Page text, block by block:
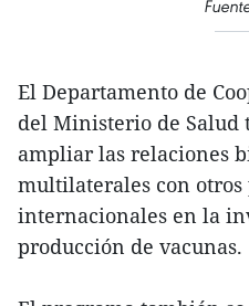
El Departamento de
del Ministerio de Salud
ampliar las relaciones
multilaterales con otros
internacionales en la
producción de vacunas.